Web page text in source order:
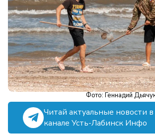
Фото: Геннадий
Читай актуальные новости
канале Усть-Лабинск Инфо